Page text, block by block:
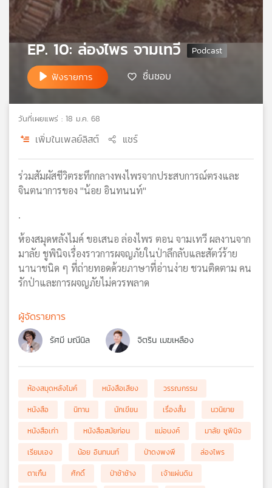
เครือ
ข่าย
วิทยุ
แผนที่
วิทยุ
ข่าย
EP. 10: ล่องไพร จามเทวี
ฟังรายการ ชื่นชอบ
วันที่เผยแพร่ : 18 ม.ค. 68
เพิ่มในเพลย์ลิสต์ แชร์
ร่วมสัมผัสชีวิตระทึกกลางพงไพรจากประสบการณ์ตรงและ
จินตนาการของ "น้อย อินทนนท์"
.
ห้องสมุดหลังไมค์ ขอเสนอ ล่องไพร ตอน จามเทวี ผลงานจาก
มาลัย ชูพินิจเรื่องราวการผจญภัยในป่าลึกลับและสัตว์ร้าย
นานาชนิด ๆ ที่ถ่ายทอดด้วยภาษาที่อ่านง่าย ชวนติดตาม คน
รักป่าและการผจญภัยไม่ควรพลาด
ผู้จัดรายการ
รัศมี มณีนิล จิตริน เมฆเหลือง
ห้องสมุดหลังไมค์ หนังสือเสียง
วรรณกรรม
หนังสือ
นิทาน นักเขียน เรื่องสั้น
นวนิยาย
หนังสือเก่า
หนังสือสมัยก่อน แม่อนงค์
มาลัย ชูพินิจ
เรียมเอง
น้อย อินทนนท์ ป่าดงพงพี
ล่องไพร
ตาเกิ้น
ศักดิ์ ป่าช้าช้าง
เจ้าแผ่นดิน